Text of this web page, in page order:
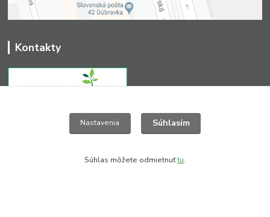
Kontakty
+421 903 411 827
greendesign@nextra.sk
Nastavenia Súhlasím
Súhlas môžete odmietnuťtu.